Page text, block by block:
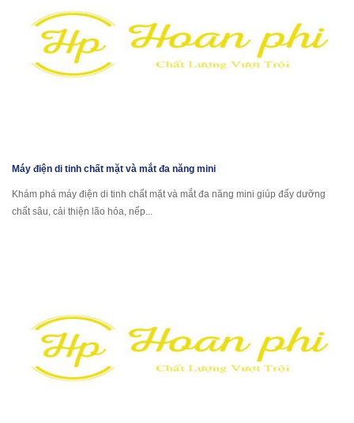
Máy điện di tinh chất mặt và mắt đa năng mini
Khám phá máy điện di tinh chất mặt và mắt đa năng mini giúp đẩy dưỡng
chất sâu, cải thiện lão hóa, nếp...